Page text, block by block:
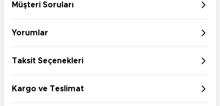
Müşteri Soruları
Yorumlar
Taksit Seçenekleri
Kargo ve Teslimat